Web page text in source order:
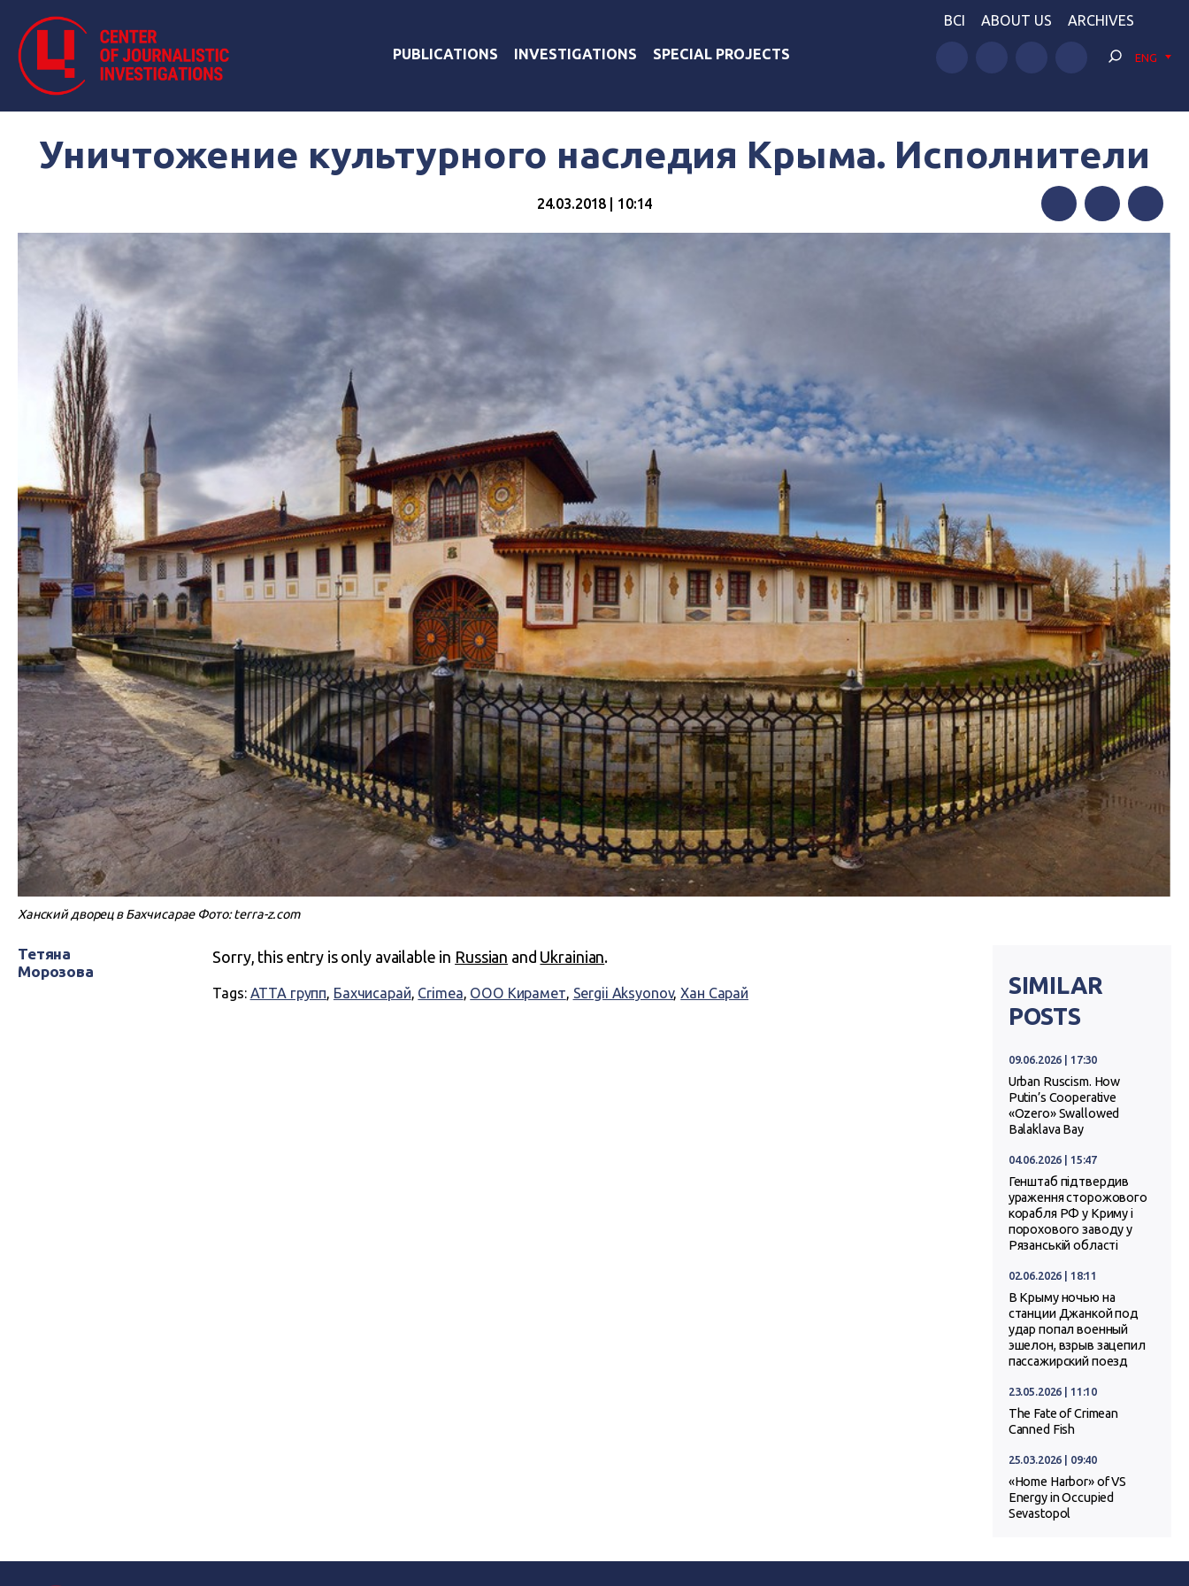
PUBLICATIONS INVESTIGATIONS SPECIAL PROJECTS
BCI ABOUT US ARCHIVES
ENG
Уничтожение культурного наследия Крыма. Исполнители
24.03.2018 | 10:14
Ханский дворец в Бахчисарае Фото: terra-z.com
Тетяна
Морозова
Sorry, this entry is only available in Russian and Ukrainian.
Tags: АТТА групп, Бахчисарай, Crimea, ООО Кирамет, Sergii Aksyonov,Хан Сарай
SIMILAR
POSTS
09.06.2026 | 17:30
Urban Ruscism. How
Putin’s Cooperative
«Ozero» Swallowed
Balaklava Bay
04.06.2026 | 15:47
Генштаб підтвердив
ураження сторожового
корабля РФ у Криму і
порохового заводу у
Рязанській області
02.06.2026 | 18:11
В Крыму ночью на
станции Джанкой под
удар попал военный
эшелон, взрыв зацепил
пассажирский поезд
23.05.2026 | 11:10
The Fate of Crimean
Canned Fish
25.03.2026 | 09:40
«Home Harbor» of VS
Energy in Occupied
Sevastopol